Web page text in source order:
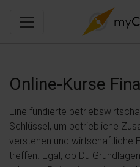
Online-Kurse
Eine fundierte
Schlüssel, um betriebliche
verstehen und wirtschaftliche
treffen. Egal, ob Du